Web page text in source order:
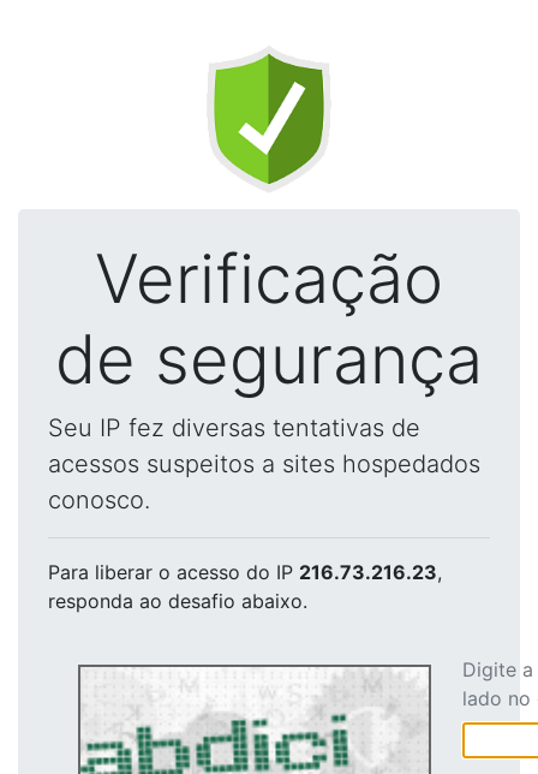
Verificação
de segurança
Seu IP fez diversas tentativas de
acessos suspeitos a sites hospedados
conosco.
Para liberar o acesso do IP 216.73.216.23,
responda ao desafio abaixo.
Digite
lado no